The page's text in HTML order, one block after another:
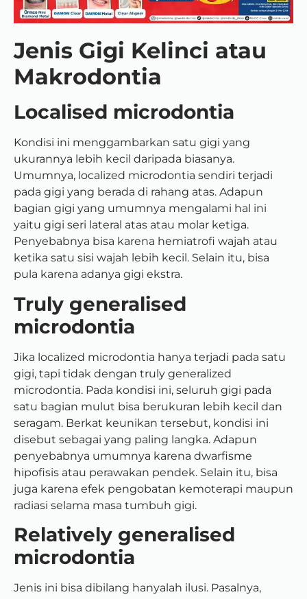
Jenis Gigi Kelinci atau
Makrodontia
Localised microdontia
Kondisi ini menggambarkan satu gigi yang
ukurannya lebih kecil daripada biasanya.
Umumnya, localized microdontia sendiri terjadi
pada gigi yang berada di rahang atas. Adapun
bagian gigi yang umumnya mengalami hal ini
yaitu gigi seri lateral atas atau molar ketiga.
Penyebabnya bisa karena hemiatrofi wajah atau
ketika satu sisi wajah lebih kecil. Selain itu, bisa
pula karena adanya gigi ekstra.
Truly generalised
microdontia
Jika localized microdontia hanya terjadi pada satu
gigi, tapi tidak dengan truly generalized
microdontia. Pada kondisi ini, seluruh gigi pada
satu bagian mulut bisa berukuran lebih kecil dan
seragam. Berkat keunikan tersebut, kondisi ini
disebut sebagai yang paling langka. Adapun
penyebabnya umumnya karena dwarfisme
hipofisis atau perawakan pendek. Selain itu, bisa
juga karena efek pengobatan kemoterapi maupun
radiasi selama masa tumbuh gigi.
Relatively generalised
microdontia
Jenis ini bisa dibilang hanyalah ilusi. Pasalnya,